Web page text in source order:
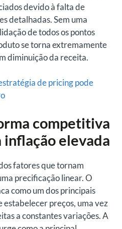
devido à falta de
detalhadas. Sem uma
de todos os pontos
se torna extremamente
diminuição da receita.
de pricing pode
competitiva
inflação elevada
fatores que tornam
precificação linear. O
como um dos principais
estabelecer preços, uma vez
a constantes variações. A